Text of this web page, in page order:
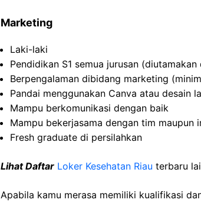
Marketing
Laki-laki
Pendidikan S1 semua jurusan
Berpengalaman dibidang marketing
Pandai menggunakan Canva atau desain
Mampu berkomunikasi dengan baik
Mampu bekerjasama dengan tim maupun
Fresh graduate di persilahkan
Lihat Daftar Loker Kesehatan Riau terbaru
Apabila kamu merasa memiliki kualifikasi